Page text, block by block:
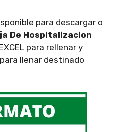
para descargar o
De Hospitalizacion
para rellenar y
llenar destinado